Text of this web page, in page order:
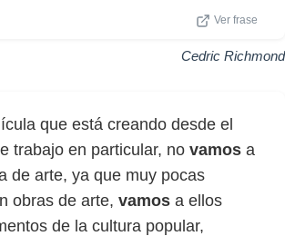
Ver frase
Cedric Richmond
que está creando desde el
trabajo en particular, no vamos a
de arte, ya que muy pocas
obras de arte, vamos a ellos
de la cultura popular,